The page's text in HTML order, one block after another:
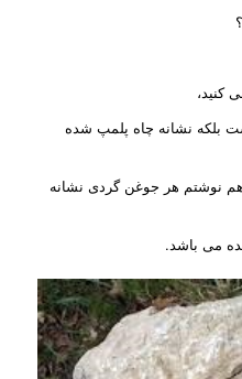
کنید،
بلکه نشانه چاه پلمپ شده
هم نوشتم هر جوغن گردی نشانه
می باشد.